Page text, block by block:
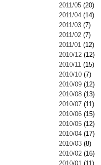
2011/05 (20)
2011/04 (14)
2011/03 (7)
2011/02 (7)
2011/01 (12)
2010/12 (12)
2010/11 (15)
2010/10 (7)
2010/09 (12)
2010/08 (13)
2010/07 (11)
2010/06 (15)
2010/05 (12)
2010/04 (17)
2010/03 (8)
2010/02 (16)
2010/01 (11)